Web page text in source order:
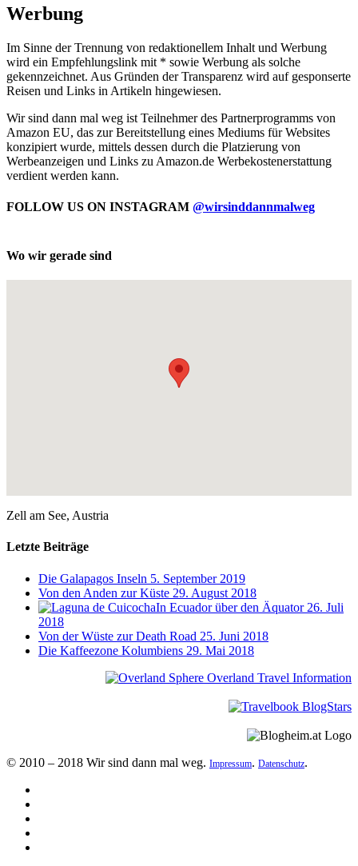
Werbung
Im Sinne der Trennung von redaktionellem Inhalt und Werbung
wird ein Empfehlungslink mit * sowie Werbung als solche
gekennzeichnet. Aus Gründen der Transparenz wird auf gesponserte
Reisen und Links in Artikeln hingewiesen.
Wir sind dann mal weg ist Teilnehmer des Partnerprogramms von
Amazon EU, das zur Bereitstellung eines Mediums für Websites
konzipiert wurde, mittels dessen durch die Platzierung von
Werbeanzeigen und Links zu Amazon.de Werbekostenerstattung
verdient werden kann.
FOLLOW US ON INSTAGRAM @wirsinddannmalweg
Wo wir gerade sind
Zell am See, Austria
Letzte Beiträge
Die Galapagos Inseln 5. September 2019
Von den Anden zur Küste 29. August 2018
In Ecuador über den Äquator 26. Juli
2018
Von der Wüste zur Death Road 25. Juni 2018
Die Kaffeezone Kolumbiens 29. Mai 2018
© 2010 – 2018 Wir sind dann mal weg. Impressum. Datenschutz.